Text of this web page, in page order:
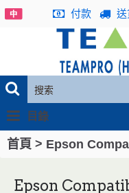
付款 送
目錄
首頁 > Epson